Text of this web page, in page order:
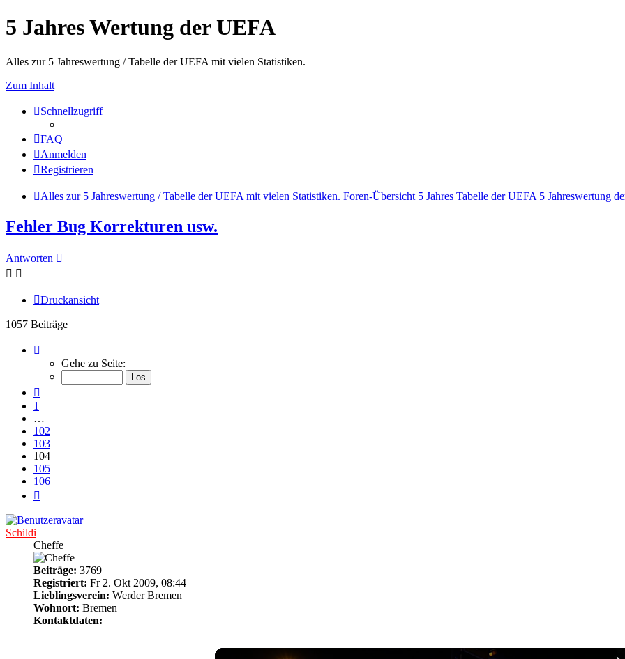
5 Jahres Wertung der UEFA
Alles zur 5 Jahreswertung / Tabelle der UEFA mit vielen Statistiken.
Zum Inhalt
Schnellzugriff
FAQ
Anmelden
Registrieren
Alles zur 5 Jahreswertung / Tabelle der UEFA mit vielen Statistiken. Foren-Übersicht 5 Jahres Tabelle der UEFA 5 Jahreswertung
Fehler Bug Korrekturen usw.
Antworten
Druckansicht
1057 Beiträge
104
von
Gehe zu Seite:
1
…
102
103
104
105
106
Schildi
Cheffe
Beiträge: 3769
Registriert: Fr 2. Okt 2009, 08:44
Lieblingsverein: Werder Bremen
Wohnort: Bremen
Kontaktdaten: